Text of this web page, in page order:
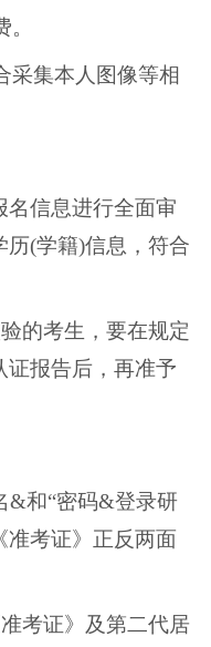
集本人图像等相
信息进行全面审
(学籍)信息，符合
的考生，要在规定
证报告后，再准予
和“密码&登录研
准考证》正反两面
考证》及第二代居